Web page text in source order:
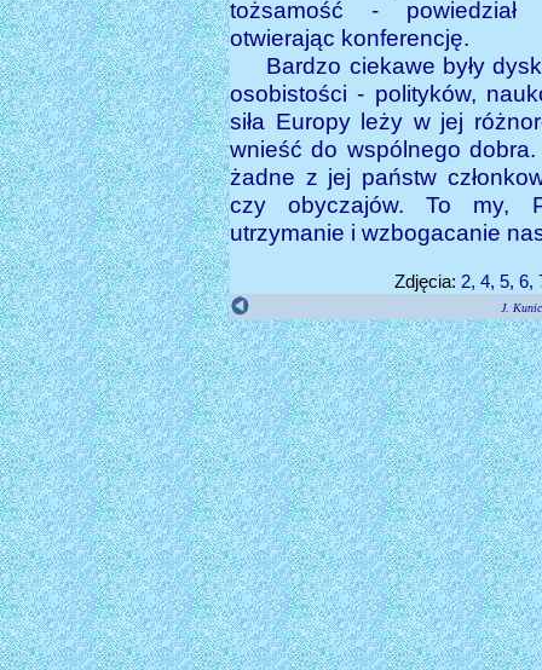
tożsamość - powiedział
otwierając konferencję.
Bardzo ciekawe były
osobistości - polityków,
siła Europy leży w jej
wnieść do wspólnego
żadne z jej państw
czy obyczajów. To my,
utrzymanie i wzbogacanie
Zdjęcia: 2, 4, 5, 6,
J.